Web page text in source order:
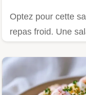
Optez pour cette
repas froid. Une